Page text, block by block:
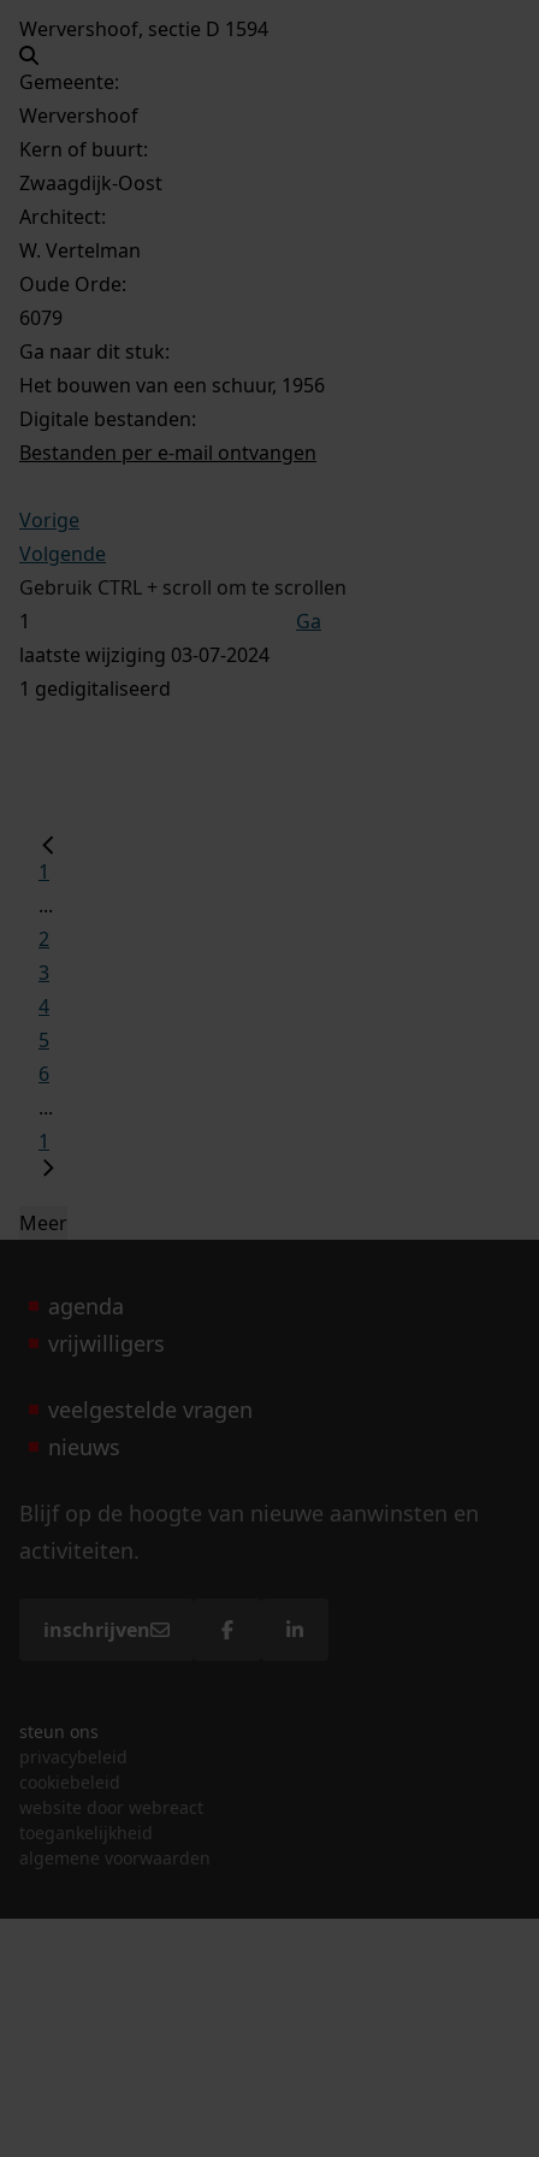
Wervershoof, sectie D 1594
Gemeente:
Wervershoof
Kern of buurt:
Zwaagdijk-Oost
Architect:
W. Vertelman
Oude Orde:
6079
Ga naar dit stuk:
Het bouwen van een schuur, 1956
Digitale bestanden:
Bestanden per e-mail ontvangen
Vorige
Volgende
Gebruik CTRL + scroll om te scrollen
Ga
laatste wijziging 03-07-2024
1 gedigitaliseerd
1
...
2
3
4
5
6
...
1
Meer
agenda
vrijwilligers
veelgestelde vragen
nieuws
Blijf op de hoogte van nieuwe aanwinsten en
activiteiten.
inschrijven
steun ons
privacybeleid
cookiebeleid
website door webreact
toegankelijkheid
algemene voorwaarden